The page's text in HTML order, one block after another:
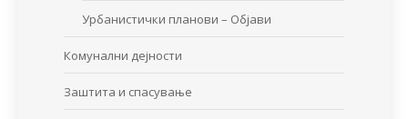
Урбанистички планови – Објави
Комунални дејности
Заштита и спасување